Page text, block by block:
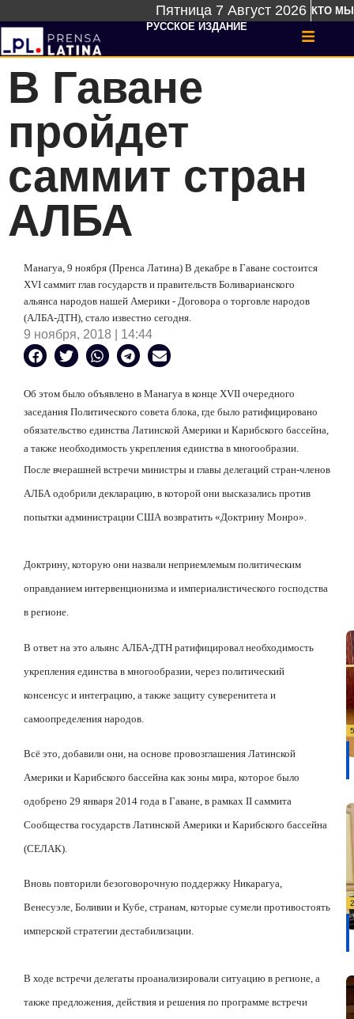
Пятница 7 Август 2026 КТО МЫ
РУССКОЕ ИЗДАНИЕ
В Гаване
пройдет
саммит стран
АЛБА
Манагуа, 9 ноября (Пренса Латина) В декабре в Гаване состоится
XVI саммит глав государств и правительств Боливарианского
альянса народов нашей Америки - Договора о торговле народов
(АЛБА-ДТН), стало известно сегодня.
9 ноября, 2018 | 14:44
Об этом было объявлено в Манагуа в конце XVII очередного
заседания Политического совета блока, где было ратифицировано
обязательство единства Латинской Америки и Карибского бассейна,
а также необходимость укрепления единства в многообразии.
После вчерашней встречи министры и главы делегаций стран-членов
АЛБА одобрили декларацию, в которой они высказались против
попытки администрации США возвратить «Доктрину Монро».
Доктрину, которую они назвали неприемлемым политическим
оправданием интервенционизма и империалистического господства
в регионе.
В ответ на это альянс АЛБА-ДТН ратифицировал необходимость
укрепления единства в многообразии, через политический
консенсус и интеграцию, а также защиту суверенитета и
самоопределения народов.
Всё это, добавили они, на основе провозглашения Латинской
Америки и Карибского бассейна как зоны мира, которое было
одобрено 29 января 2014 года в Гаване, в рамках II саммита
Сообщества государств Латинской Америки и Карибского бассейна
(СЕЛАК).
Вновь повторили безоговорочную поддержку Никарагуа,
Венесуэле, Боливии и Кубе, странам, которые сумели противостоять
имперской стратегии дестабилизации.
В ходе встречи делегаты проанализировали ситуацию в регионе, а
также предложения, действия и решения по программе встречи